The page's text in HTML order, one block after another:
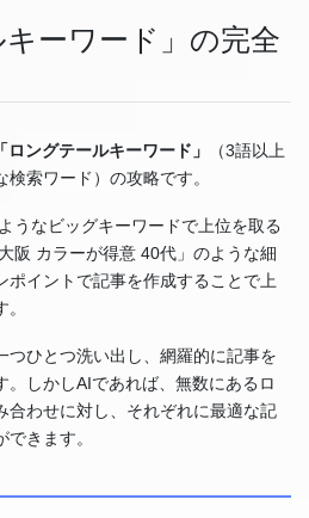
キーワード」の完全
「ロングテールキーワード」
（3語以上
索ワード）の攻略です。
うなビッグキーワードで上位を取る
阪 カラーが得意 40代」のような細
ポイントで記事を作成することで上
つひとつ洗い出し、網羅的に記事を
。しかしAIであれば、無数にあるロ
合わせに対し、それぞれに最適な記
きます。